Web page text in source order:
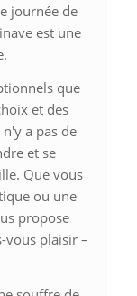
journée de
est une
que
et des
a pas de
et se
Que vous
ou une
propose
vous plaisir –